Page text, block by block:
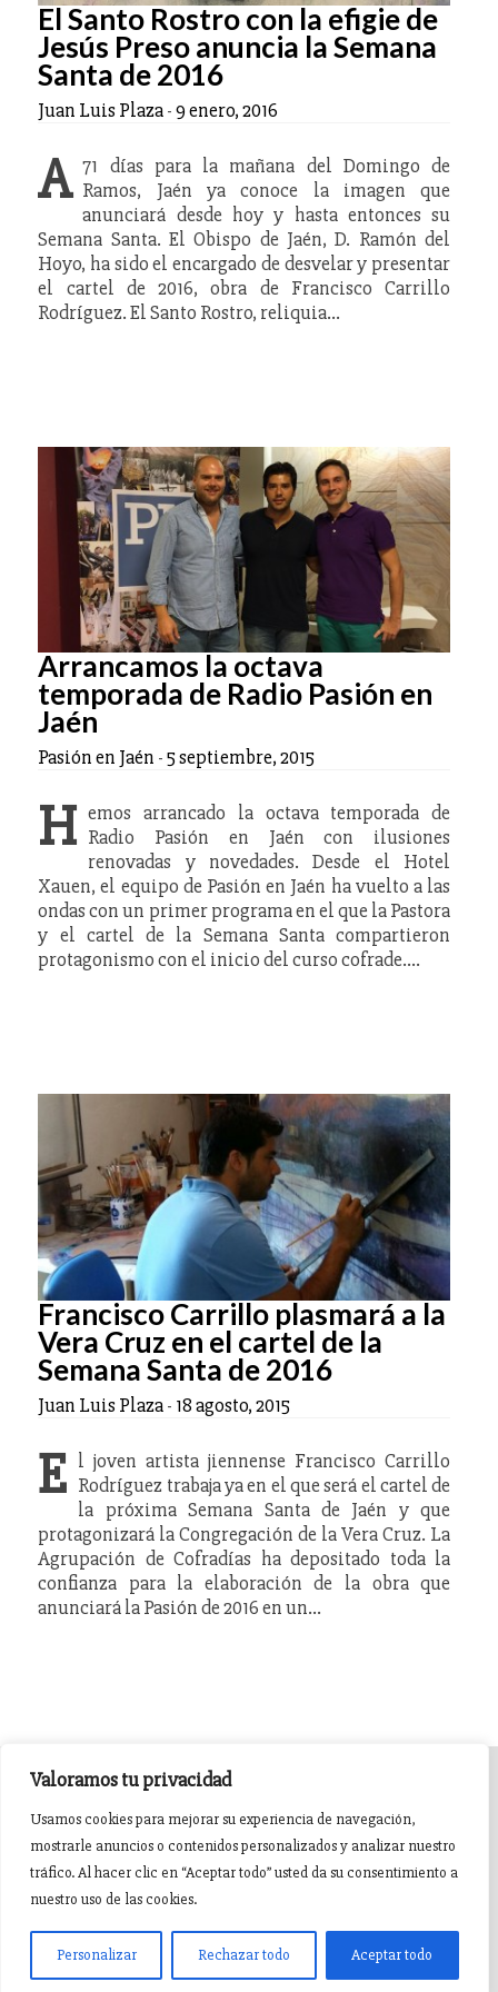
Valoramos tu privacidad
Usamos cookies para mejorar su experiencia de navegación,
mostrarle anuncios o contenidos personalizados y analizar nuestro
tráfico. Al hacer clic en “Aceptar todo” usted da su consentimiento a
nuestro uso de las cookies.
Personalizar Rechazar todo Aceptar todo
El Santo Rostro con la efigie de
Jesús Preso anuncia la Semana
Santa de 2016
Juan Luis Plaza-9 enero, 2016
A 71 días para la mañana del Domingo de
Ramos, Jaén ya conoce la imagen que
anunciará desde hoy y hasta entonces su
Semana Santa. El Obispo de Jaén, D. Ramón del
Hoyo, ha sido el encargado de desvelar y presentar
el cartel de 2016, obra de Francisco Carrillo
Rodríguez. El Santo Rostro, reliquia…
Arrancamos la octava
temporada de Radio Pasión en
Jaén
Pasión en Jaén -5 septiembre, 2015
H emos arrancado la octava temporada de
Radio Pasión en Jaén con ilusiones
renovadas y novedades. Desde el Hotel
Xauen, el equipo de Pasión en Jaén ha vuelto a las
ondas con un primer programa en el que la Pastora
y el cartel de la Semana Santa compartieron
protagonismo con el inicio del curso cofrade.…
Francisco Carrillo plasmará a la
Vera Cruz en el cartel de la
Semana Santa de 2016
Juan Luis Plaza- 18 agosto, 2015
E l joven artista jiennense Francisco Carrillo
Rodríguez trabaja ya en el que será el cartel de
la próxima Semana Santa de Jaén y que
protagonizará la Congregación de la Vera Cruz. La
Agrupación de Cofradías ha depositado toda la
confianza para la elaboración de la obra que
anunciará la Pasión de 2016 en un…
INICIO AGENDA
NOTICIAS DE PASIÓN
NOTICIAS DE GLORIA
BREVES COFRADES BANDAS
Pasión en Jaén ® v5.0.1. 2015 Sitio desarrollado y mantenido porwitandbit